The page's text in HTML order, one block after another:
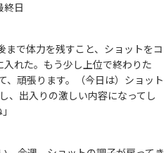
終日
で体力を残すこと、ショットをコ
れた。もう少し上位で終わりた
、頑張ります。（今日は）ショット
、出入りの激しい内容になってし